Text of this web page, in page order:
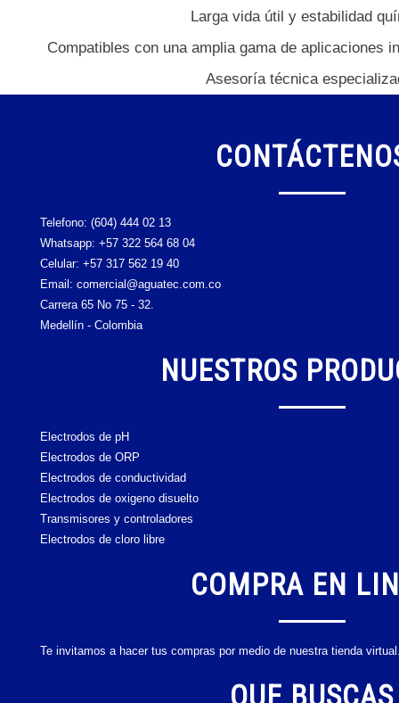
Larga vida útil y estabilidad
Compatibles con una amplia gama de aplicaciones
Asesoría técnica
Telefono: (604) 444 02 13
Whatsapp: +57 322 564 68 04
Celular: +57 317 562 19 40
Email: comercial@aguatec.com.co
Carrera 65 No 75 - 32.
Medellín - Colombia
NUESTROS
Electrodos de pH
Electrodos de ORP
Electrodos de conductividad
Electrodos de oxigeno disuelto
Transmisores y controladores
Electrodos de cloro libre
COMPRA EN
Te invitamos a hacer tus compras por medio de nuestra tienda